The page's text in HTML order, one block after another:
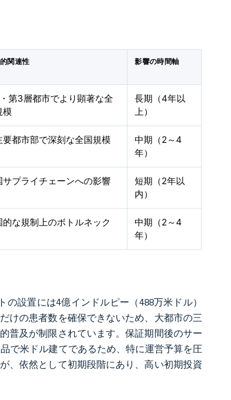
関連性 影響の時間軸
第3層都市でより顕著な全
模
長期（4年以
上）
要都市部で深刻な全国規模
中期（2～4
年）
サプライチェーンへの影響
短期（2年以
内）
的な規制上のボトルネック
中期（2～4
年）
設置には4億インドルピー（488万米ドル）
けの患者数を確保できないため、大都市の三
普及が制限されています。保証期間後のサー
で米ドル建てであるため、特に運営予算を圧
、依然として初期段階にあり、高い初期投資